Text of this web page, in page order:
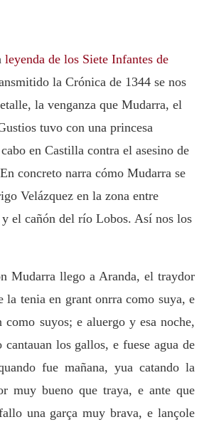
leyenda de los Siete Infantes de
la Crónica de 1344 se nos
la venganza que Mudarra, el
tuvo con una princesa
en Castilla contra el asesino de
concreto narra cómo Mudarra se
Velázquez en la zona entre
y el cañón del río Lobos. Así nos los
Mudarra llego a Aranda, el traydor
la tenia en grant onrra como suya, e
como suyos; e aluergo y esa noche,
cantauan los gallos, e fuese agua de
fue mañana, yua catando la
muy bueno que traya, e ante que
una garça muy brava, e lançole